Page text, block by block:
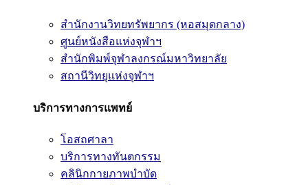
สำนักงานวิทยทรัพยากร (หอสมุดกลาง)
ศูนย์หนังสือแห่งจุฬาฯ
สำนักพิมพ์จุฬาลงกรณ์มหาวิทยาลัย
สถานีวิทยุแห่งจุฬาฯ
บริการทางการแพทย์
โอสถศาลา
บริการทางทันตกรรม
คลินิกกายภาพบำบัด